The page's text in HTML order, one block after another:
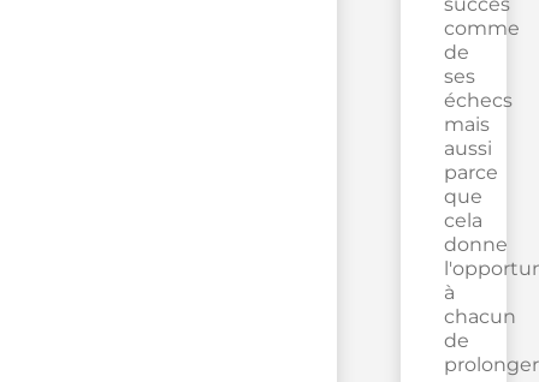
comme
de
ses
échecs
mais
aussi
parce
que
cela
donne
à
chacun
de
prolonger